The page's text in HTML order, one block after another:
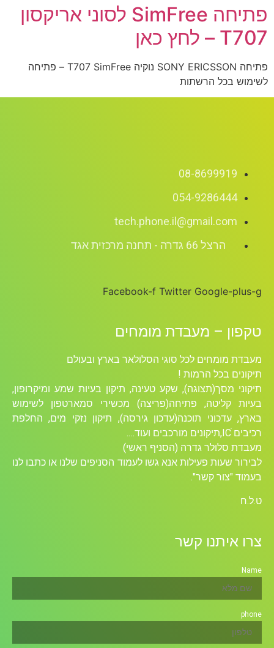
פתיחה SimFree לסוני אריקסון
T707 – לחץ כאן
פתיחה SONY ERICSSON נוקיה T707 SimFree – פתיחה
לשימוש בכל הרשתות
08-8699919
054-9286444
tech.phone.il@gmail.com
הרצל 66 גדרה - תחנה מרכזית אגד
Facebook-f Twitter Google-plus-g
טקפון – מעבדת מומחים
מעבדת מומחים לכל סוגי הסלולאר בארץ ובעולם
תיקונים בכל הרמות !
תיקוני מסך(תצוגה), שקע טעינה, תיקון בעיות שמע ומיקרופון,
בעיות קליטה, פתיחה(פריצה) מכשירי סמארטפון לשימוש
בארץ, עדכוני תוכנה(עדכון גירסה), תיקון נזקי מים, החלפת
רכיבים ICׁ,תיקונים מורכבים ועוד….
מעבדת סלולר גדרה (הסניף ראשי)
לבירור שעות פעילות אנא גשו לעמוד הסניפים שלנו או כתבו לנו
בעמוד "צור קשר".
ט.ל.ח
צרו איתנו קשר
Name
phone